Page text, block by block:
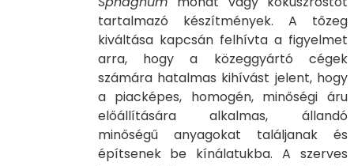
tartalmazó készítmények. A tőzeg
kiváltása kapcsán felhívta a figyelmet
arra, hogy a közeggyártó cégek
számára hatalmas kihívást jelent, hogy
a piacképes, homogén, minőségi áru
előállítására alkalmas, állandó
minőségű anyagokat találjanak és
építsenek be kínálatukba. A szerves